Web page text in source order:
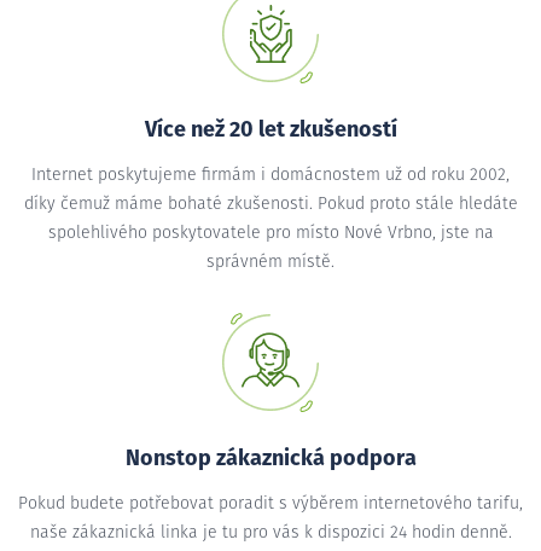
Více než 20 let zkušeností
Internet poskytujeme firmám i domácnostem už od roku 2002,
díky čemuž máme bohaté zkušenosti. Pokud proto stále hledáte
spolehlivého poskytovatele pro místo Nové Vrbno, jste na
správném místě.
Nonstop zákaznická podpora
Pokud budete potřebovat poradit s výběrem internetového tarifu,
naše zákaznická linka je tu pro vás k dispozici 24 hodin denně.